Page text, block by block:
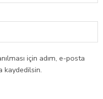
için adım, e-posta
kaydedilsin.